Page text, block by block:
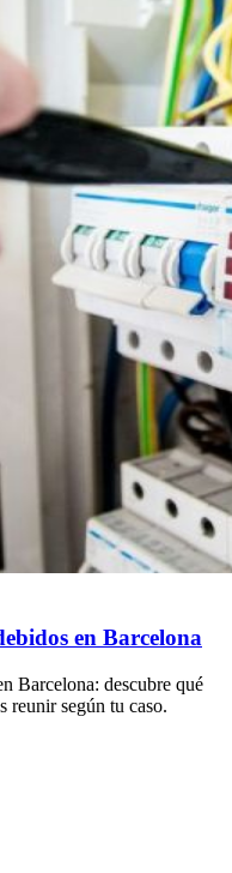
en Barcelona
Barcelona: descubre qué
reunir según tu caso.